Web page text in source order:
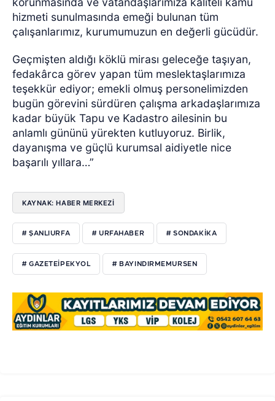
hizmeti sunulmasında emeği bulunan tüm
çalışanlarımız, kurumumuzun en değerli gücüdür.
Geçmişten aldığı köklü mirası geleceğe taşıyan,
fedakârca görev yapan tüm meslektaşlarımıza
teşekkür ediyor; emekli olmuş personelimizden
bugün görevini sürdüren çalışma arkadaşlarımıza
kadar büyük Tapu ve Kadastro ailesinin bu
anlamlı gününü yürekten kutluyoruz. Birlik,
dayanışma ve güçlü kurumsal aidiyetle nice
başarılı yıllara…”
KAYNAK: HABER MERKEZI
# ŞANLIURFA # URFAHABER # SONDAKIKA
# GAZETEIPEKYOL # BAYINDIRMEMURSEN